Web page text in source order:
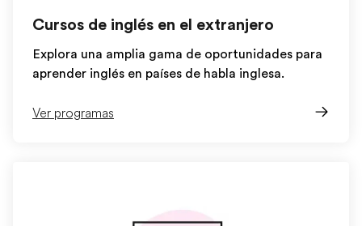
Cursos de inglés en el extranjero
Explora una amplia gama de oportunidades para
aprender inglés en países de habla inglesa.
Ver programas